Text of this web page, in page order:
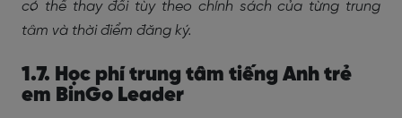
có thể thay đổi tùy theo chính sách của từng trung
tâm và thời điểm đăng ký.
1.7. Học phí trung tâm tiếng Anh trẻ
em BinGo Leader